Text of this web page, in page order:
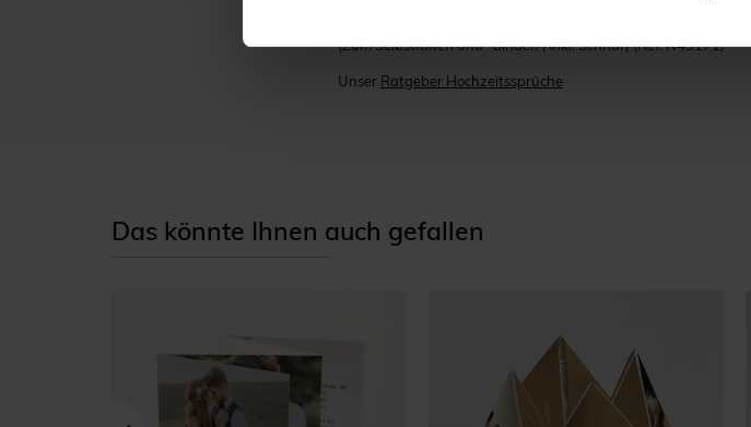
(Zum Selbstfalten und -binden | Inkl. Schnur)(Ref. N45171)
Unser Ratgeber Hochzeitssprüche
Das könnte Ihnen auch gefallen